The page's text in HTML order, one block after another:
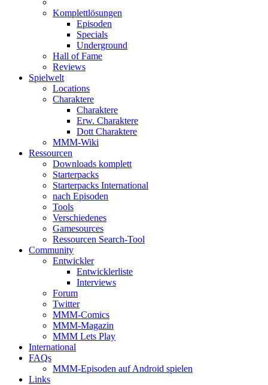
Komplettlösungen
Episoden
Specials
Underground
Hall of Fame
Reviews
Spielwelt
Locations
Charaktere
Charaktere
Erw. Charaktere
Dott Charaktere
MMM-Wiki
Ressourcen
Downloads komplett
Starterpacks
Starterpacks International
nach Episoden
Tools
Verschiedenes
Gamesources
Ressourcen Search-Tool
Community
Entwickler
Entwicklerliste
Interviews
Forum
Twitter
MMM-Comics
MMM-Magazin
MMM Lets Play
International
FAQs
MMM-Episoden auf Android spielen
Links